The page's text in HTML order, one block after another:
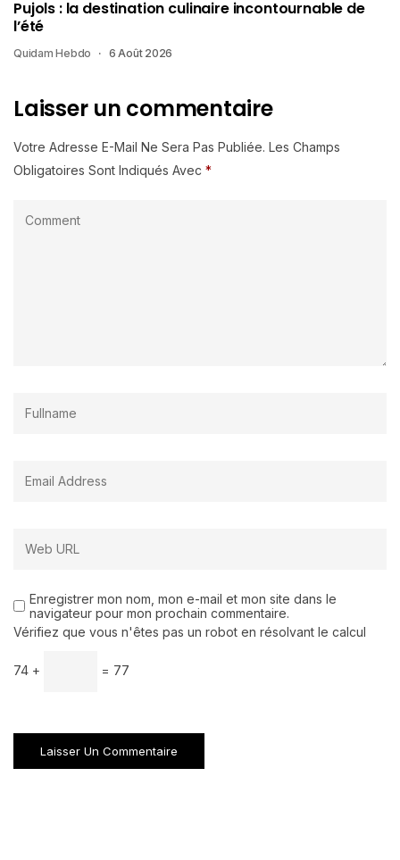
Pujols : la destination culinaire incontournable de
l’été
Quidam Hebdo 6 Août 2026
Laisser un commentaire
Votre Adresse E-Mail Ne Sera Pas Publiée. Les Champs
Obligatoires Sont Indiqués Avec *
Enregistrer mon nom, mon e-mail et mon site dans le
navigateur pour mon prochain commentaire.
Vérifiez que vous n'êtes pas un robot en résolvant le calcul
74 + = 77